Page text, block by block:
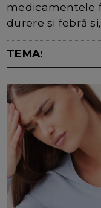
medicamentele
durere și febră
TEMA: